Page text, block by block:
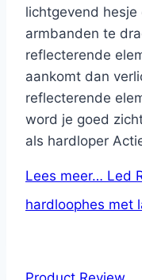
lichtgevend
armbanden te
reflecterende
aankomt dan
reflecterende
word je goed
als hardloper
Lees meer… Led
hardloophes met